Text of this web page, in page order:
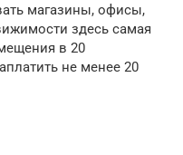
магазины, офисы,
здесь самая
в 20
не менее 20